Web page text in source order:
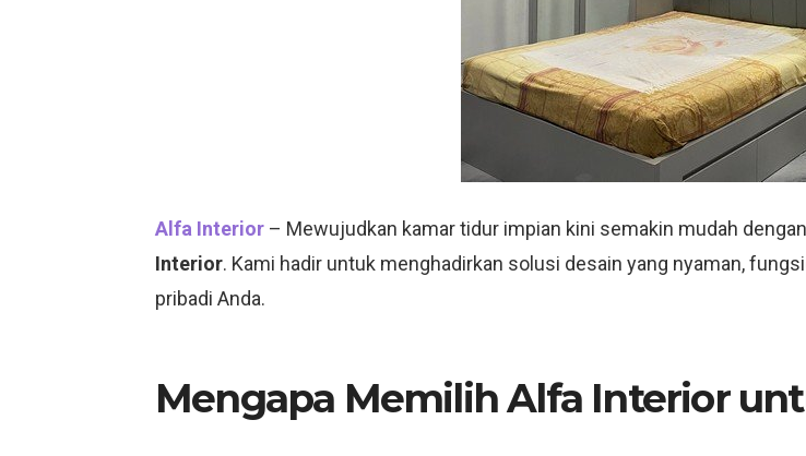
Alfa Interior – Mewujudkan kamar tidur impian kini semakin mudah dengan
Interior. Kami hadir untuk menghadirkan solusi desain yang nyaman,
pribadi Anda.
Mengapa Memilih Alfa Interior